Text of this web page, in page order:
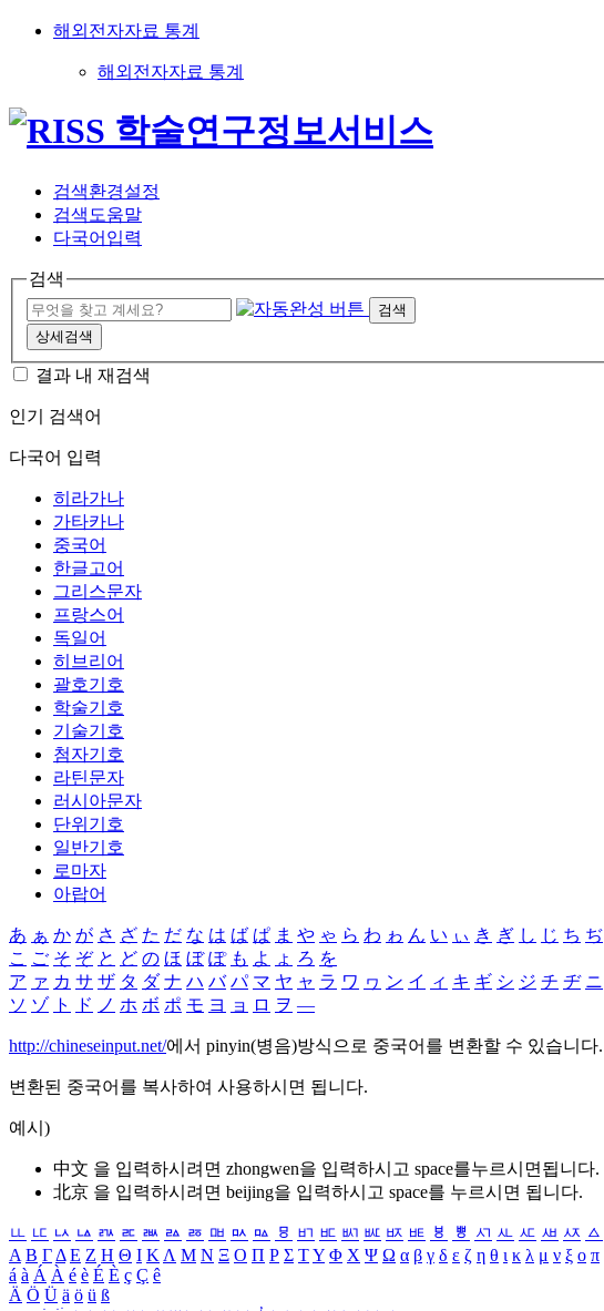
해외전자자료 통계
해외전자자료 통계
검색환경설정
검색도움말
다국어입력
검색
검색
상세검색
결과 내 재검색
인기 검색어
다국어 입력
히라가나
가타카나
중국어
한글고어
그리스문자
프랑스어
독일어
히브리어
괄호기호
학술기호
기술기호
첨자기호
라틴문자
러시아문자
단위기호
일반기호
로마자
아랍어
あ ぁ か が さ ざ た だ な は ば ぱ ま や ゃ ら わ ゎ ん い ぃ き ぎ し じ ち ぢ
こ ご そ ぞ と ど の ほ ぼ ぽ も よ ょ ろ を
ア ァ カ サ ザ タ ダ ナ ハ バ パ マ ヤ ャ ラ ワ ヮ ン イ ィ キ ギ シ ジ チ ヂ ニ
ソ ゾ ト ド ノ ホ ボ ポ モ ヨ ョ ロ ヲ ―
http://chineseinput.net/에서 pinyin(병음)방식으로 중국어를 변환할 수 있습니다.
변환된 중국어를 복사하여 사용하시면 됩니다.
예시)
中文 을 입력하시려면 zhongwen을 입력하시고 space를누르시면됩니다.
北京 을 입력하시려면 beijing을 입력하시고 space를 누르시면 됩니다.
ㅥ ㅦ ㅧ ㅨ ㅩ ㅪ ㅫ ㅬ ㅭ ㅮ ㅯ ㅰ ㅱ ㅲ ㅳ ㅴ ㅵ ㅶ ㅷ ㅸ ㅹ ㅺ ㅻ ㅼ ㅽ ㅾ ㅿ
Α Β ΓΔ Ε Ζ Η Θ Ι ΚΛ Μ Ν Ξ Ο Π Ρ Σ ΤΥ Φ Χ Ψ Ω α β γ δ ε ζ η θ ι κ λ μ ν ξ ο π
á à Á À é è É È ç Ç ê
Ä Ö Ü ä ö ü ß